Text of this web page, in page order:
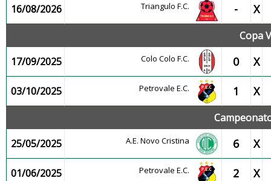
16/08/2026 Triangulo F.C. - X
Copa
17/09/2025
Colo Colo F.C. 0 X
03/10/2025 Petrovale E.C. 1 X
25/05/2025
A.E. Novo Cristina 6 X
01/06/2025 Petrovale E.C. 2 X